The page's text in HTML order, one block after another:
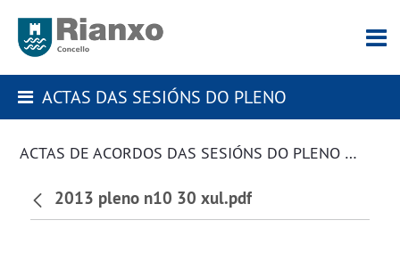
ACTAS DAS SESIÓNS DO PLENO
ACTAS DE ACORDOS DAS SESIÓNS DO PLENO DA CORPORACIÓN
2013 pleno n10 30 xul.pdf